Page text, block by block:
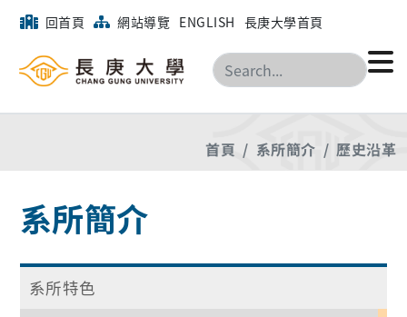
回首頁 網站導覽 ENGLISH 長庚大學首頁
搜尋
首頁 系所簡介 歷史沿革
系所簡介
系所特色